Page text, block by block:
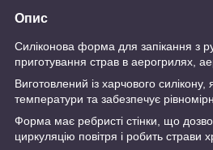
Опис
Силіконова форма для запікання з
приготування страв в аерогрилях,
Виготовлений із харчового силікону,
температури та забезпечує
Форма має ребристі стінки, що
циркуляцію повітря і робить страви